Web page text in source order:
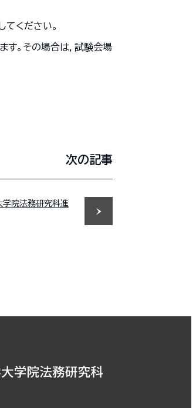
ください。
す。その場合は，試験会場
次の記事
学院法務研究科進